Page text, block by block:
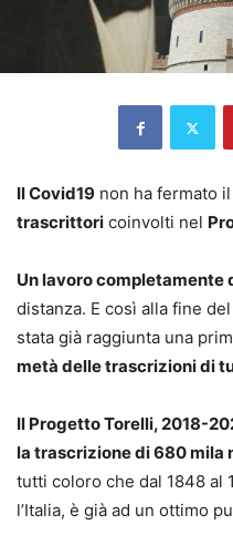
Il Covid19 non ha fermato il
trascrittori coinvolti nel
Un lavoro completamente
distanza. E così alla fine
stata già raggiunta una
metà delle trascrizioni di
Il Progetto Torelli, 2018-
la trascrizione di 680 mila
tutti coloro che dal 1848 al
l’Italia, è già ad un ottimo